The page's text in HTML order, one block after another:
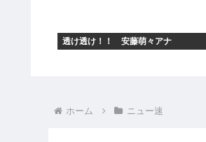
透け透け！！ 安藤萌々アナ
ホーム ニュー速